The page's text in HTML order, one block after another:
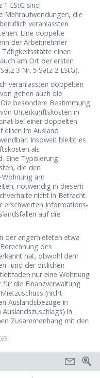
1 EStG sind
Mehraufwendungen, die
veranlassten
Eine doppelte
der Arbeitnehmer
einen
am Ort der ersten
3 Nr. 5 Satz 2 EStG).
veranlassten doppelten
gehen auch die
besondere Bestimmung
Unterkunftskosten in
bei einer doppelten
einen im Ausland
Insoweit bleibt es
als
Eine Typisierung
die den
am
notwendig in diesem
nicht in Betracht.
erschwerten Informations-
auf die
der angemieteten etwa
des
hat, obwohl dem
und der örtlichen
nur eine Wohnung
die Finanzverwaltung
(nicht
Auslandsbezüge in
in
Zusammenhang mit den